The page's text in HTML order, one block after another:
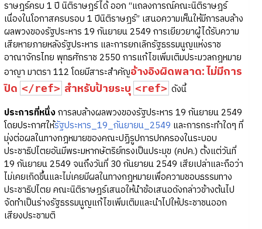
ราษฎร์ครบ 1 ปี นิติราษฎร์ได้ ออก “แถลงการณ์คณะนิติราษฎร์
เนื่องในโอกาสครบรอบ 1 ปีนิติราษฎร์” เสนอความเห็นให้มีการลบล้าง
ผลพวงของรัฐประหาร 19 กันยายน 2549 การเยียวยาผู้ได้รับความ
เสียหายภายหลังรัฐประหาร และการยกเลิกรัฐธรรมนูญแห่งราช
อาณาจักรไทย พุทธศักราช 2550 การแก้ไขเพิ่มเติมประมวลกฎหมาย
อาญา มาตรา 112 โดยมีสาระสำคัญอ้างอิงผิดพลาด: ไม่มีการ
ปิด </ref> สำหรับป้ายระบุ <ref> ดังนี้
ประการที่หนึ่งการลบล้างผลพวงของรัฐประหาร 19 กันยายน 2549
โดยประกาศให้รัฐประหาร_19_กันยายน_2549 และการกระทำใดๆ ที่
มุ่งต่อผลในทางกฎหมายของคณะปฏิรูปการปกครองในระบอบ
ประชาธิปไตยอันมีพระมหากษัตริย์ทรงเป็นประมุข (คปค.) ตั้งแต่วันที่
19 กันยายน 2549 จนถึงวันที่ 30 กันยายน 2549 เสียเปล่าและถือว่า
ไม่เคยเกิดขึ้นและไม่เคยมีผลในทางกฎหมายเพื่อความชอบธรรมทาง
ประชาธิปไตย คณะนิติราษฎร์เสนอให้นำข้อเสนอดังกล่าวข้างต้นไป
จัดทำเป็นร่างรัฐธรรมนูญแก้ไขเพิ่มเติมและนำไปให้ประชาชนออก
เสียงประชามติ